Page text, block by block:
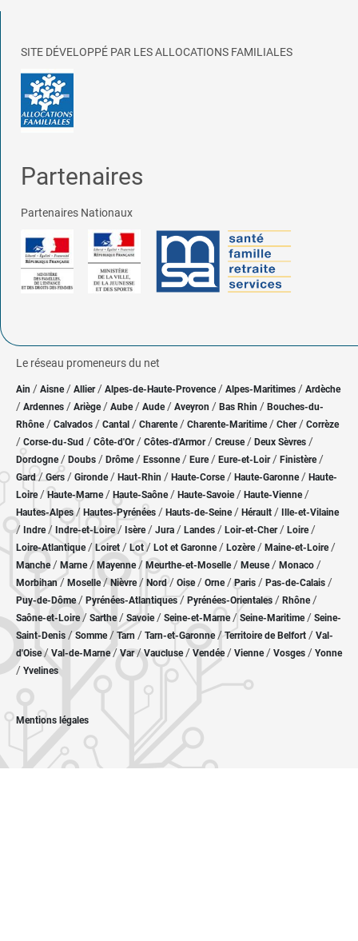
SITE DÉVELOPPÉ PAR LES ALLOCATIONS FAMILIALES
Partenaires
Partenaires Nationaux
Le réseau promeneurs du net
Ain / Aisne/ Allier/ Alpes-de-Haute-Provence / Alpes-Maritimes / Ardèche
/ Ardennes / Ariège/ Aube/ Aude / Aveyron / Bas Rhin / Bouches-du-
Rhône/ Calvados / Cantal / Charente / Charente-Maritime/ Cher / Corrèze
/ Corse-du-Sud / Côte-d'Or / Côtes-d'Armor/ Creuse/ Deux Sèvres /
Dordogne/ Doubs / Drôme/ Essonne / Eure/ Eure-et-Loir / Finistère/
Gard/Gers / Gironde/ Haut-Rhin / Haute-Corse/ Haute-Garonne/ Haute-
Loire/Haute-Marne/ Haute-Saône/ Haute-Savoie/ Haute-Vienne/
Hautes-Alpes/ Hautes-Pyrénées / Hauts-de-Seine/ Hérault / Ille-et-Vilaine
/ Indre/ Indre-et-Loire/ Isère/ Jura / Landes / Loir-et-Cher/ Loire/
Loire-Atlantique/ Loiret / Lot/ Lot et Garonne/ Lozère / Maine-et-Loire/
Manche/ Marne/ Mayenne/ Meurthe-et-Moselle/ Meuse/ Monaco /
Morbihan/ Moselle/ Nièvre / Nord/ Oise / Orne/Paris / Pas-de-Calais /
Puy-de-Dôme/ Pyrénées-Atlantiques / Pyrénées-Orientales / Rhône/
Saône-et-Loire/ Sarthe/ Savoie/ Seine-et-Marne/ Seine-Maritime/ Seine-
Saint-Denis /Somme/ Tarn / Tarn-et-Garonne/Territoire de Belfort / Val-
d'Oise/ Val-de-Marne/Var/Vaucluse/ Vendée/ Vienne/ Vosges / Yonne
/ Yvelines
Mentions légales